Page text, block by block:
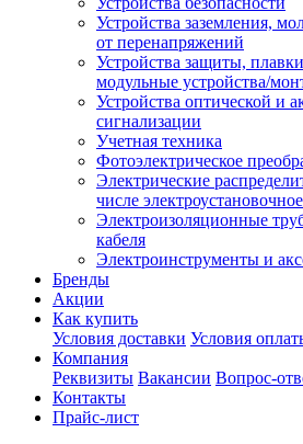
Устройства заземления,
от перенапряжений
Устройства защиты,
модульные устройства/
Устройства оптической и
сигнализации
Учетная техника
Фотоэлектрическое
Электрические
числе
Электроизоляционные
кабеля
Электроинструменты и
Бренды
Акции
Как купить
Условия доставки Условия
Компания
Реквизиты Вакансии Вопрос-
Контакты
Прайс-лист